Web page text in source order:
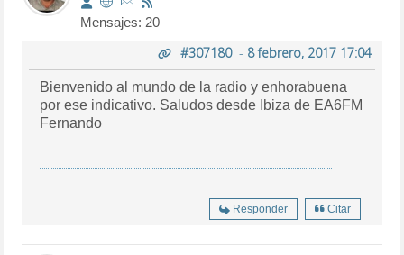
Mensajes: 20
#307180- 8 febrero, 2017 17:04
Bienvenido al mundo de la radio y enhorabuena
por ese indicativo. Saludos desde Ibiza de EA6FM
Fernando
Responder Citar